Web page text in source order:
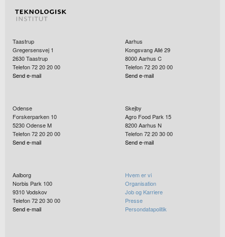
Taastrup
Gregersensvej 1
2630Taastrup
Telefon 72 20 20 00
Send e-mail
Aarhus
Kongsvang Allé 29
8000Aarhus C
Telefon 72 20 20 00
Send e-mail
Odense
Forskerparken 10
5230Odense M
Telefon 72 20 20 00
Send e-mail
Skejby
Agro Food Park 15
8200Aarhus N
Telefon 72 20 30 00
Send e-mail
Aalborg
Norbis Park 100
9310Vodskov
Telefon 72 20 30 00
Send e-mail
Hvem er vi
Organisation
Job og Karriere
Presse
Persondatapolitik